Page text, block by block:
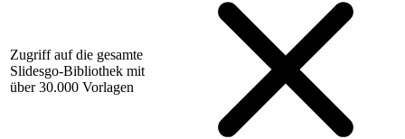
Zugriff auf die gesamte
Slidesgo-Bibliothek mit
über 30.000 Vorlagen